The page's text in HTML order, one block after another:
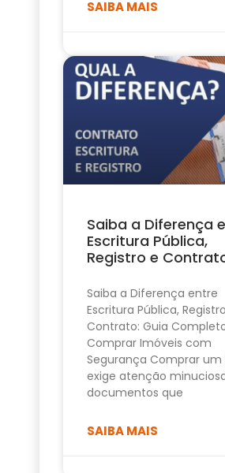
SAIBA MAIS
Saiba a Diferença
Escritura Pública,
Registro e
Saiba a Diferença entre
Escritura Pública,
Contrato: Guia
Comprar Imóveis com
Segurança Comprar um
exige atenção
documentos que
SAIBA MAIS